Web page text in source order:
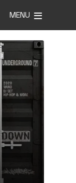
MENU